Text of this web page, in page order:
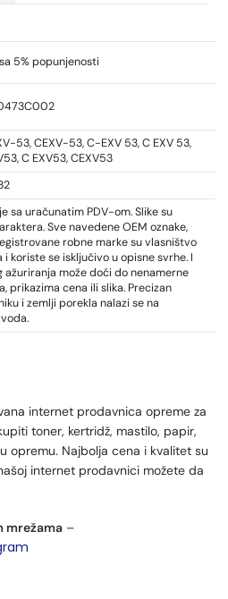
5% popunjenosti
53, CEXV-53, C-EXV 53, C EXV 53,
C EXV53, CEXV53
sa uračunatim PDV-om. Slike su
Sve navedene OEM oznake,
robne marke su vlasništvo
i koriste se isključivo u opisne svrhe. I
može doći do nenamerne
prikazima cena ili slika. Precizan
i zemlji porekla nalazi se na
internet prodavnica opreme za
toner, kertridž, mastilo, papir,
opremu. Najbolja cena i kvalitet su
internet prodavnici možete da
mrežama –